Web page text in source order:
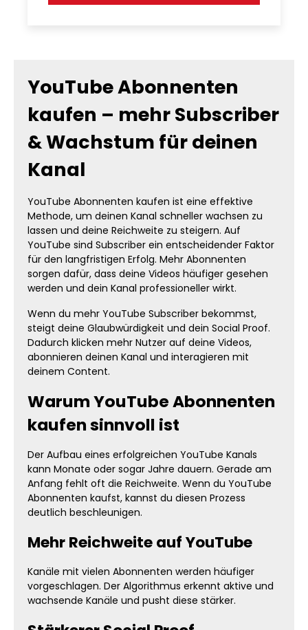
YouTube Abonnenten
kaufen – mehr Subscriber
& Wachstum für deinen
Kanal
YouTube Abonnenten kaufen ist eine effektive
Methode, um deinen Kanal schneller wachsen zu
lassen und deine Reichweite zu steigern. Auf
YouTube sind Subscriber ein entscheidender Faktor
für den langfristigen Erfolg. Mehr Abonnenten
sorgen dafür, dass deine Videos häufiger gesehen
werden und dein Kanal professioneller wirkt.
Wenn du mehr YouTube Subscriber bekommst,
steigt deine Glaubwürdigkeit und dein Social Proof.
Dadurch klicken mehr Nutzer auf deine Videos,
abonnieren deinen Kanal und interagieren mit
deinem Content.
Warum YouTube Abonnenten
kaufen sinnvoll ist
Der Aufbau eines erfolgreichen YouTube Kanals
kann Monate oder sogar Jahre dauern. Gerade am
Anfang fehlt oft die Reichweite. Wenn du YouTube
Abonnenten kaufst, kannst du diesen Prozess
deutlich beschleunigen.
Mehr Reichweite auf YouTube
Kanäle mit vielen Abonnenten werden häufiger
vorgeschlagen. Der Algorithmus erkennt aktive und
wachsende Kanäle und pusht diese stärker.